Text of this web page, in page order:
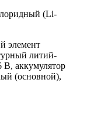
(Li-
элемент
литий-
В, аккумулятор
(основной),